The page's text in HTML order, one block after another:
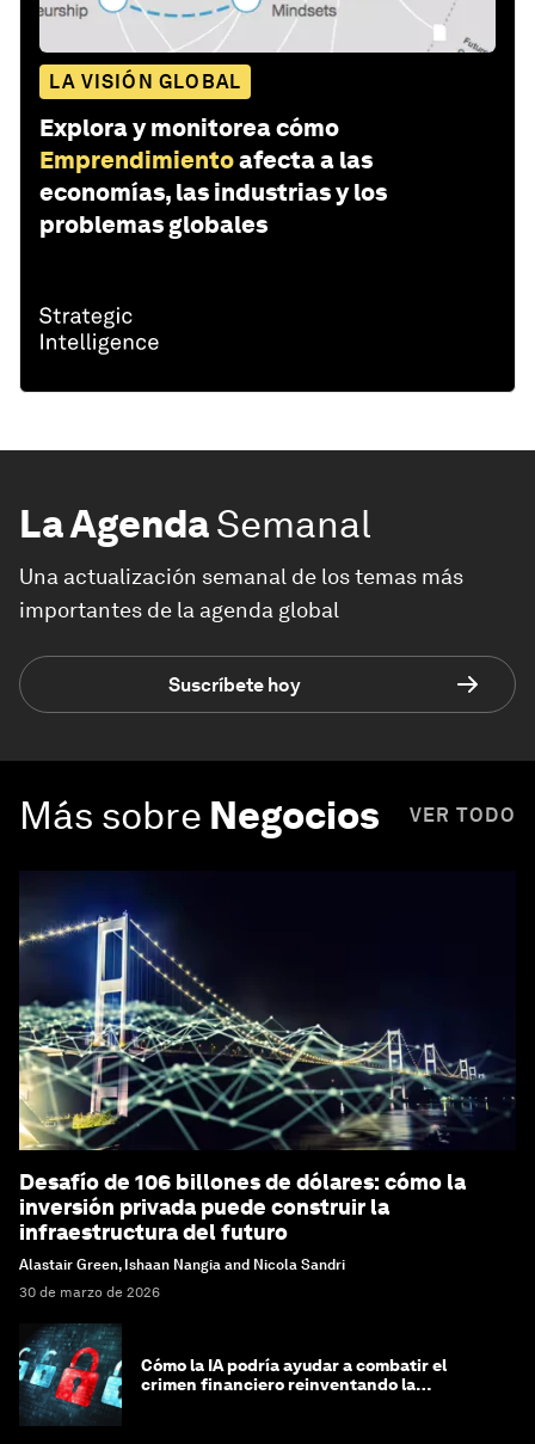
LA VISIÓN GLOBAL
Explora y monitorea cómo
Emprendimientoafecta a las
economías, las industrias y los
problemas globales
La AgendaSemanal
Una actualización semanal de los temas más
importantes de la agenda global
Suscríbete hoy
Más sobre Negocios VER TODO
Desafío de 106 billones de dólares: cómo la
inversión privada puede construir la
infraestructura del futuro
Alastair Green, Ishaan Nangia and Nicola Sandri
30 de marzo de 2026
Cómo la IA podría ayudar a combatir el
crimen financiero reinventando la